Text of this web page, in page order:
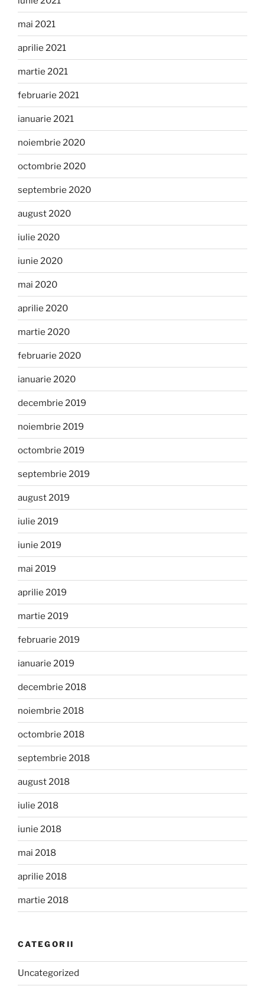
mai 2021
aprilie 2021
martie 2021
februarie 2021
ianuarie 2021
noiembrie 2020
octombrie 2020
septembrie 2020
august 2020
iulie 2020
iunie 2020
mai 2020
aprilie 2020
martie 2020
februarie 2020
ianuarie 2020
decembrie 2019
noiembrie 2019
octombrie 2019
septembrie 2019
august 2019
iulie 2019
iunie 2019
mai 2019
aprilie 2019
martie 2019
februarie 2019
ianuarie 2019
decembrie 2018
noiembrie 2018
octombrie 2018
septembrie 2018
august 2018
iulie 2018
iunie 2018
mai 2018
aprilie 2018
martie 2018
CATEGORII
Uncategorized